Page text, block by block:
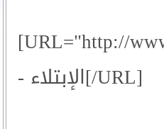
[URL="http://
- الإبتلاء[/URL]